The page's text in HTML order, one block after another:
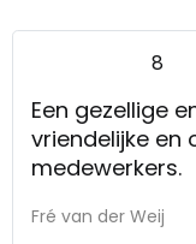
8
Een gezellige
vriendelijke en
medewerkers.
Fré van der Weij